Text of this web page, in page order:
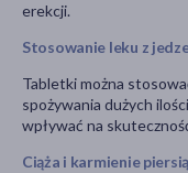
erekcji.
Stosowanie leku z
Tabletki można
spożywania dużych
wpływać na
Ciąża i karmienie piersią